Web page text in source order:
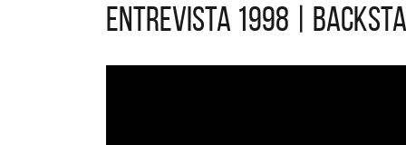
Entrevista 1998 |